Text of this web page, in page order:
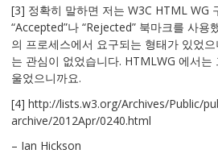
[3] 정확히 말하면 저는 W3C HTML WG
“Accepted”나 “Rejected” 북마크를 사용
의 프로세스에서 요구되는 형태가 있었
는 관심이 없었습니다. HTMLWG 에서는
울었으니까요.
[4] http://lists.w3.org/Archives/Public/
archive/2012Apr/0240.html
– Ian Hickson